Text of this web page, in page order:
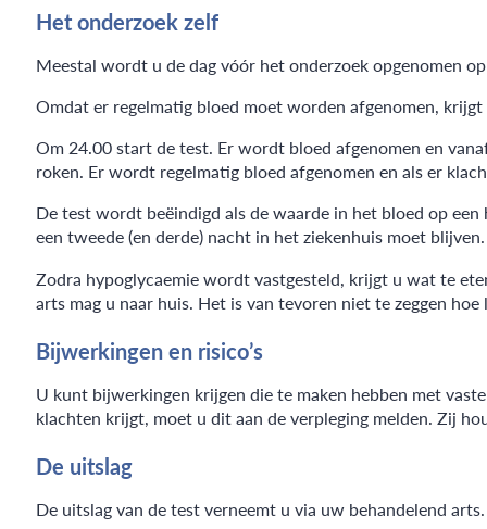
Het onderzoek zelf
Meestal wordt u de dag vóór het onderzoek opgenomen
Omdat er regelmatig bloed moet worden afgenomen,
Om 24.00 start de test. Er wordt bloed afgenomen en
roken. Er wordt regelmatig bloed afgenomen en als er
De test wordt beëindigd als de waarde in het bloed op
een tweede (en derde) nacht in het ziekenhuis moet blijven.
Zodra hypoglycaemie wordt vastgesteld, krijgt u wat te
arts mag u naar huis. Het is van tevoren niet te zeggen
Bijwerkingen en risico’s
U kunt bijwerkingen krijgen die te maken hebben met
klachten krijgt, moet u dit aan de verpleging melden. Zij
De uitslag
De uitslag van de test verneemt u via uw behandelend arts.